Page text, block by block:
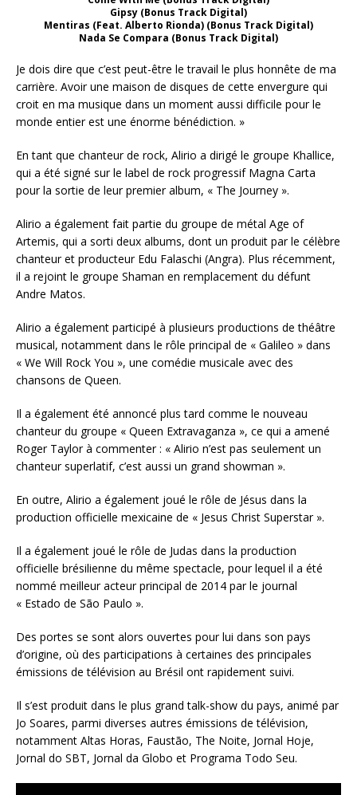
Gipsy (Bonus Track Digital)
Mentiras (Feat. Alberto Rionda) (Bonus Track Digital)
Nada Se Compara (Bonus Track Digital)
Je dois dire que c’est peut-être le travail le plus honnête de ma
carrière. Avoir une maison de disques de cette envergure qui
croit en ma musique dans un moment aussi difficile pour le
monde entier est une énorme bénédiction. »
En tant que chanteur de rock, Alirio a dirigé le groupe Khallice,
qui a été signé sur le label de rock progressif Magna Carta
pour la sortie de leur premier album, « The Journey ».
Alirio a également fait partie du groupe de métal Age of
Artemis, qui a sorti deux albums, dont un produit par le célèbre
chanteur et producteur Edu Falaschi (Angra). Plus récemment,
il a rejoint le groupe Shaman en remplacement du défunt
Andre Matos.
Alirio a également participé à plusieurs productions de théâtre
musical, notamment dans le rôle principal de « Galileo » dans
« We Will Rock You », une comédie musicale avec des
chansons de Queen.
Il a également été annoncé plus tard comme le nouveau
chanteur du groupe « Queen Extravaganza », ce qui a amené
Roger Taylor à commenter : « Alirio n’est pas seulement un
chanteur superlatif, c’est aussi un grand showman ».
En outre, Alirio a également joué le rôle de Jésus dans la
production officielle mexicaine de « Jesus Christ Superstar ».
Il a également joué le rôle de Judas dans la production
officielle brésilienne du même spectacle, pour lequel il a été
nommé meilleur acteur principal de 2014 par le journal
« Estado de São Paulo ».
Des portes se sont alors ouvertes pour lui dans son pays
d’origine, où des participations à certaines des principales
émissions de télévision au Brésil ont rapidement suivi.
Il s’est produit dans le plus grand talk-show du pays, animé par
Jo Soares, parmi diverses autres émissions de télévision,
notamment Altas Horas, Faustão, The Noite, Jornal Hoje,
Jornal do SBT, Jornal da Globo et Programa Todo Seu.